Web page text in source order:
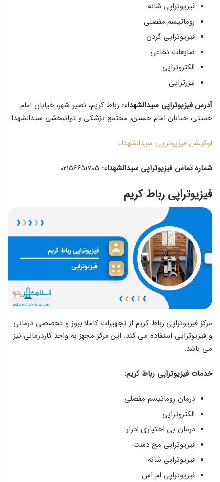
فیزیوتراپی شانه
روماتیسم مفصلی
فیزیوتراپی گردن
ضایعات نخاعی
الکتروتراپی
لیزرتراپی
آدرس فیزیوتراپی سیدالشهداء: رباط کریم، نصیر شهر، خیابان امام
خمینی، خیابان امام حسین، مجتمع پزشکی و توانبخشی سیدالشهدا
لوکیشن فیزیوتراپی سیدالشهداء
شماره تماس فیزیوتراپی سیدالشهداء:
فیزیوتراپی رباط کریم
مرکز فیزیوتراپی رباط کریم از تجهیزات کاملا بروز و تخصصی درمانی
و فیزیوتراپی استفاده می کند. این مرکز مجهز به واحد کاردرمانی نیز
می باشد.
خدمات فیزیوتراپی رباط کریم:
درمان روماتیسم مفصلی
الکتروتراپی
درمان بی اختیاری ادرار
فیزیوتراپی مچ دست
فیزیوتراپی شانه
فیزیوتراپی ام اس